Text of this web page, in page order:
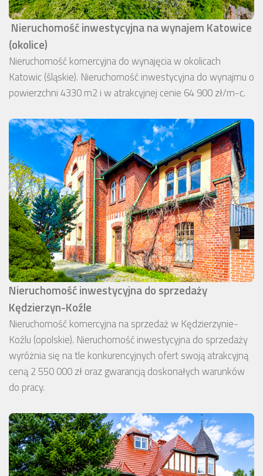
Nieruchomość inwestycyjna na wynajem Katowice
(okolice)
Nieruchomość komercyjna do wynajęcia w okolicach
Katowic (śląskie). Nieruchomość inwestycyjna do wynajmu o
powierzchni 4330 m2 i w atrakcyjnej cenie 64 900 zł/m-c.
Nieruchomość inwestycyjna do sprzedaży
Kędzierzyn-Koźle
Nieruchomość komercyjna na sprzedaż w Kędzierzynie-
Koźlu (opolskie). Nieruchomość inwestycyjna do sprzedaży
wyróżnia się na tle konkurencyjnych ofert swoją atrakcyjną
ceną 2 550 000 zł oraz gwarancją doskonałych warunków
do pracy.